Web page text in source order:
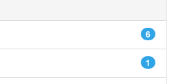
6
1